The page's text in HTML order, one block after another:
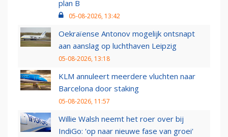
plan B
05-08-2026, 13:42
Oekraïense Antonov mogelijk ontsnapt
aan aanslag op luchthaven Leipzig
05-08-2026, 13:18
KLM annuleert meerdere vluchten naar
Barcelona door staking
05-08-2026, 11:57
Willie Walsh neemt het roer over bij
IndiGo: 'op naar nieuwe fase van groei'